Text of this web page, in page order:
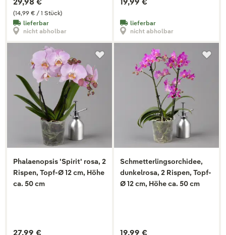
(14,99 € / 1 Stück)
lieferbar
nicht abholbar
lieferbar
nicht abholbar
Phalaenopsis 'Spirit' rosa, 2
Rispen, Topf-Ø 12 cm, Höhe
ca. 50 cm
27,99 €
Schmetterlingsorchidee,
dunkelrosa, 2 Rispen, Topf-
Ø 12 cm, Höhe ca. 50 cm
19,99 €